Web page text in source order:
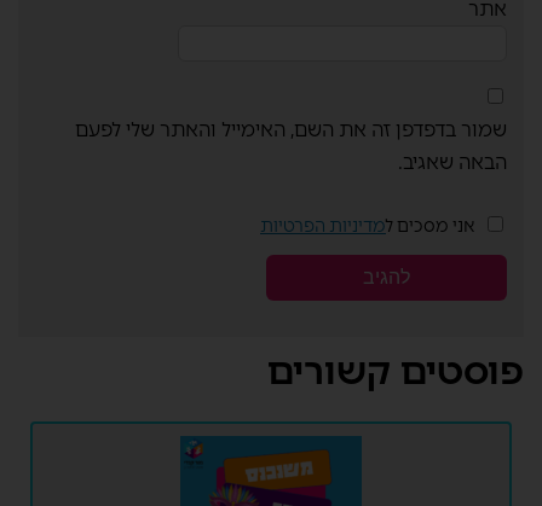
אתר
שמור בדפדפן זה את השם, האימייל והאתר שלי לפעם
הבאה שאגיב.
אני מסכים למדיניות הפרטיות
פוסטים קשורים